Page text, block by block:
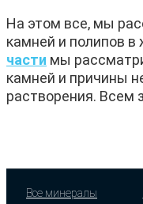
На этом все, мы
камней и полипов
части мы
камней и причины
растворения. Всем
Все минералы